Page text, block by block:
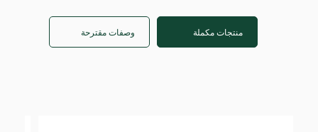
منتجات مكملة وصفات مقترحة